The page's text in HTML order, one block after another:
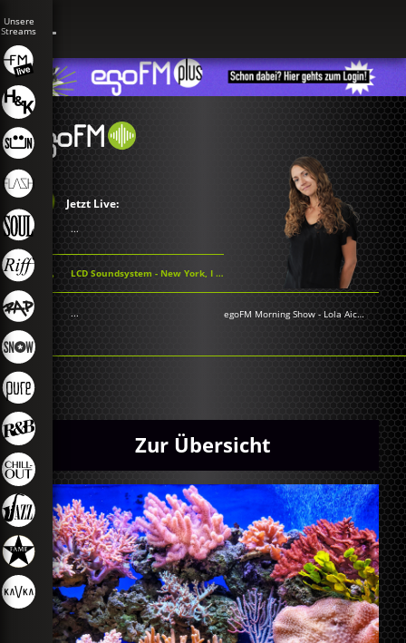
Jetzt Live:
...
LCD Soundsystem - New York, I Love You But You're Bringing Me Down
... egoFM Morning Show - Lola Aichner
Zur Übersicht